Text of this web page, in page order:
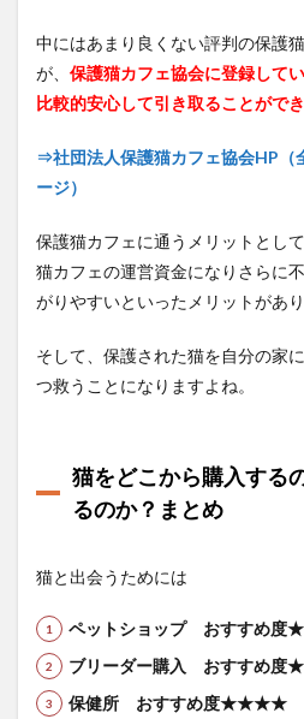
中にはあまり良くない評判の保護
が、 保護猫カフェ協会に登録して
比較的安心して引き取ることがで
⇒社団法人保護猫カフェ協会HP（
ージ）
保護猫カフェに通うメリットとし
猫カフェの運営資金になりさらに
がりやすいといったメリットがあり
そして、保護された猫を自分の家
つ救うことになりますよね。
猫をどこから購入する
るのか？まとめ
猫と出会うためには
ペットショップ おすすめ度★
ブリーダー購入 おすすめ度
保健所 おすすめ度★★★★